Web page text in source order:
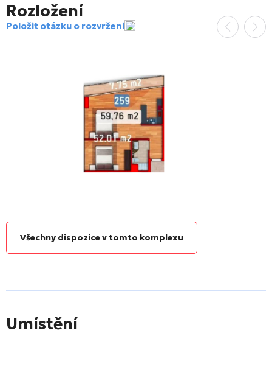
Rozložení
Položit otázku o rozvržení
Všechny dispozice v tomto komplexu
Umístění